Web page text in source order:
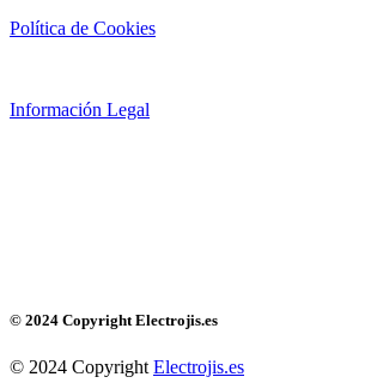
Política de Cookies
Información Legal
© 2024 Copyright Electrojis.es
© 2024 Copyright Electrojis.es